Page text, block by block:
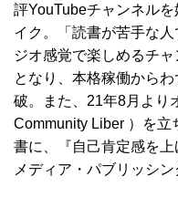
評YouTubeチャンネル
イク。「読書が苦手な
ジオ感覚で楽しめるチ
となり、本格稼働から
破。また、21年8月より
Community Liber ）を立
書に、『自己肯定感を
メディア・パブリッシン